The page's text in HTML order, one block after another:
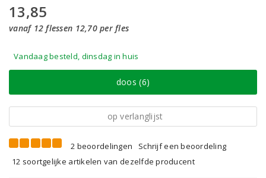
13,85
vanaf 12 flessen 12,70 per fles
Vandaag besteld, dinsdag in huis
doos (6)
op verlanglijst
2 beoordelingen
Schrijf een beoordeling
12 soortgelijke artikelen van dezelfde producent